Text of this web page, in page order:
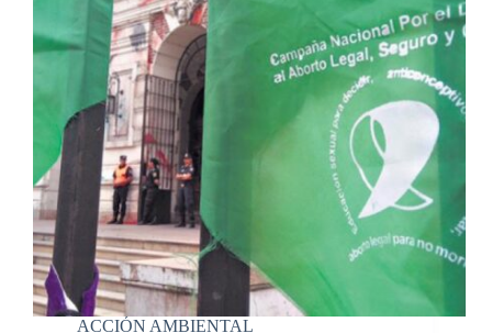
ACCIÓN AMBIENTAL